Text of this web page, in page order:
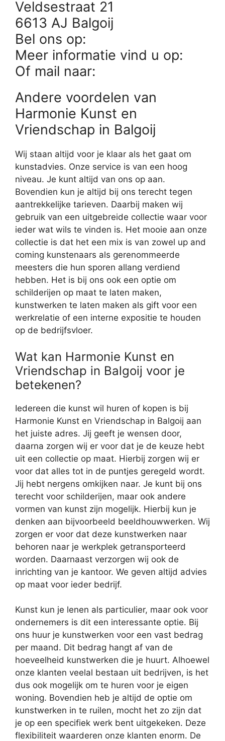
Veldsestraat 21
6613 AJ Balgoij
Bel ons op:
Meer informatie vind u op:
Of mail naar:
Andere voordelen van
Harmonie Kunst en
Vriendschap in Balgoij
Wij staan altijd voor je klaar als het gaat om
kunstadvies. Onze service is van een hoog
niveau. Je kunt altijd van ons op aan.
Bovendien kun je altijd bij ons terecht tegen
aantrekkelijke tarieven. Daarbij maken wij
gebruik van een uitgebreide collectie waar voor
ieder wat wils te vinden is. Het mooie aan onze
collectie is dat het een mix is van zowel up and
coming kunstenaars als gerenommeerde
meesters die hun sporen allang verdiend
hebben. Het is bij ons ook een optie om
schilderijen op maat te laten maken,
kunstwerken te laten maken als gift voor een
werkrelatie of een interne expositie te houden
op de bedrijfsvloer.
Wat kan Harmonie Kunst en
Vriendschap in Balgoij voor je
betekenen?
Iedereen die kunst wil huren of kopen is bij
Harmonie Kunst en Vriendschap in Balgoij aan
het juiste adres. Jij geeft je wensen door,
daarna zorgen wij er voor dat je de keuze hebt
uit een collectie op maat. Hierbij zorgen wij er
voor dat alles tot in de puntjes geregeld wordt.
Jij hebt nergens omkijken naar. Je kunt bij ons
terecht voor schilderijen, maar ook andere
vormen van kunst zijn mogelijk. Hierbij kun je
denken aan bijvoorbeeld beeldhouwwerken. Wij
zorgen er voor dat deze kunstwerken naar
behoren naar je werkplek getransporteerd
worden. Daarnaast verzorgen wij ook de
inrichting van je kantoor. We geven altijd advies
op maat voor ieder bedrijf.
Kunst kun je lenen als particulier, maar ook voor
ondernemers is dit een interessante optie. Bij
ons huur je kunstwerken voor een vast bedrag
per maand. Dit bedrag hangt af van de
hoeveelheid kunstwerken die je huurt. Alhoewel
onze klanten veelal bestaan uit bedrijven, is het
dus ook mogelijk om te huren voor je eigen
woning. Bovendien heb je altijd de optie om
kunstwerken in te ruilen, mocht het zo zijn dat
je op een specifiek werk bent uitgekeken. Deze
flexibiliteit waarderen onze klanten enorm. De